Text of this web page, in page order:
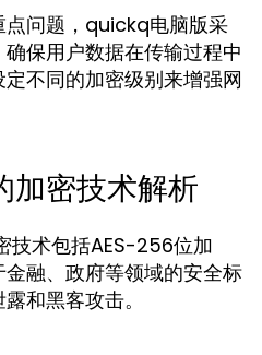
点问题，quickq电脑版采
保用户数据在传输过程中
不同的加密级别来增强网
密技术解析
技术包括AES-256位加
融、政府等领域的安全标
和黑客攻击。